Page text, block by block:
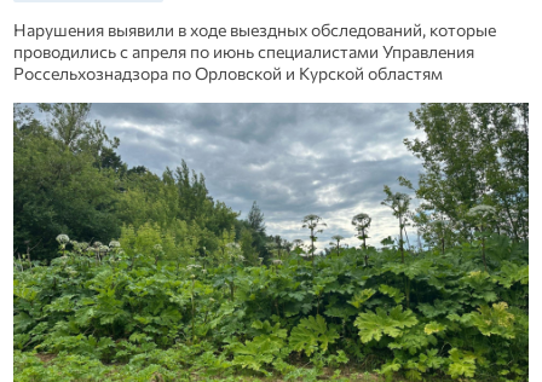
Нарушения выявили в ходе выездных обследований, которые
проводились с апреля по июнь специалистами Управления
Россельхознадзора по Орловской и Курской областям